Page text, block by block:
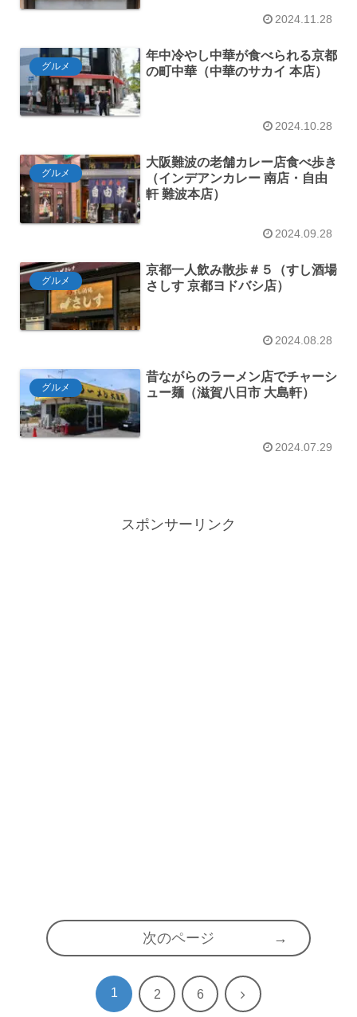
2024.11.28
グルメ
年中冷やし中華が食べられる京都
の町中華（中華のサカイ 本店）
2024.10.28
グルメ
大阪難波の老舗カレー店食べ歩き
（インデアンカレー 南店・自由
軒 難波本店）
2024.09.28
グルメ
京都一人飲み散歩＃５（すし酒場
さしす 京都ヨドバシ店）
2024.08.28
グルメ
昔ながらのラーメン店でチャーシ
ュー麺（滋賀八日市 大島軒）
2024.07.29
スポンサーリンク
次のページ
1 2 6 次